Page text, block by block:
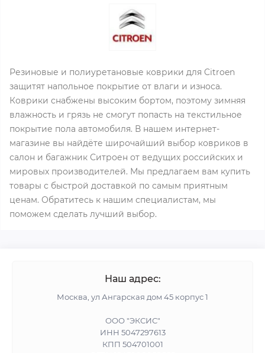
Резиновые и полиуретановые коврики для Citroen
защитят напольное покрытие от влаги и износа.
Коврики снабжены высоким бортом, поэтому зимняя
влажность и грязь не смогут попасть на текстильное
покрытие пола автомобиля. В нашем интернет-
магазине вы найдёте широчайший выбор ковриков в
салон и багажник Ситроен от ведущих российских и
мировых производителей. Мы предлагаем вам купить
товары с быстрой доставкой по самым приятным
ценам. Обратитесь к нашим специалистам, мы
поможем сделать лучший выбор.
Наш адрес:
Москва, ул Ангарская дом 45 корпус 1
ООО "ЭКСИС"
ИНН 5047297613
КПП 504701001